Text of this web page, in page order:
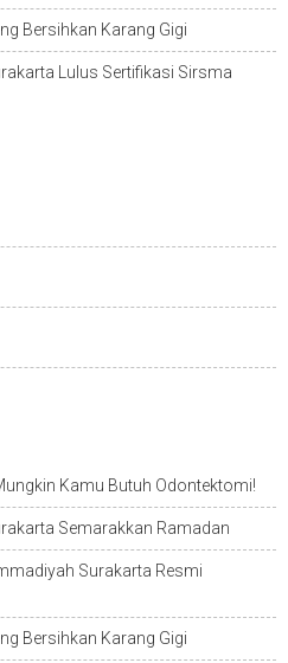
Bersihkan Karang Gigi
Lulus Sertifikasi Sirsma
Kamu Butuh Odontektomi!
Semarakkan Ramadan
Surakarta Resmi
Bersihkan Karang Gigi